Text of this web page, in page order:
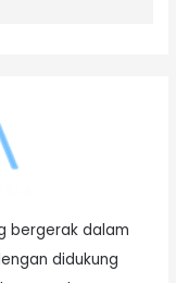
bergerak dalam
didukung